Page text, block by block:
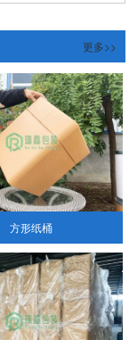
更多>>
方形纸桶